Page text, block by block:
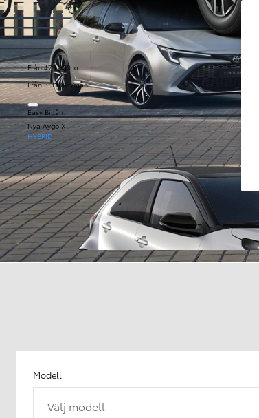
Från 479 900 kr
Från 3 333 kr/mån
Easy Billån
Nya Aygo X
HYBRID
Från 238 900 kr
Modell
Välj modell